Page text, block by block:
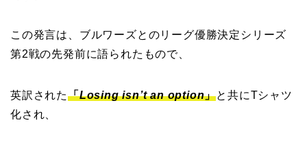
この発言は、ブルワーズとのリーグ優勝決定シリーズ
第2戦の先発前に語られたもので、
英訳された「Losing isn’t an option」と共にTシャツ
化され、